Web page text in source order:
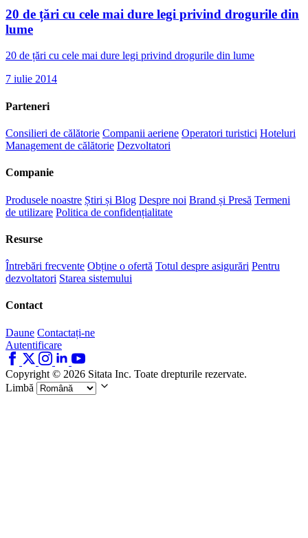
20 de țări cu cele mai dure legi privind drogurile din
lume
20 de țări cu cele mai dure legi privind drogurile din lume
7 iulie 2014
Parteneri
Consilieri de călătorie Companii aeriene Operatori turistici Hoteluri
Management de călătorie Dezvoltatori
Companie
Produsele noastre Știri și Blog Despre noi Brand și Presă Termeni
de utilizare Politica de confidențialitate
Resurse
Întrebări frecvente Obține o ofertă Totul despre asigurări Pentru
dezvoltatori Starea sistemului
Contact
Daune Contactați-ne
Autentificare
Copyright © 2026 Sitata Inc. Toate drepturile rezervate.
Limbă